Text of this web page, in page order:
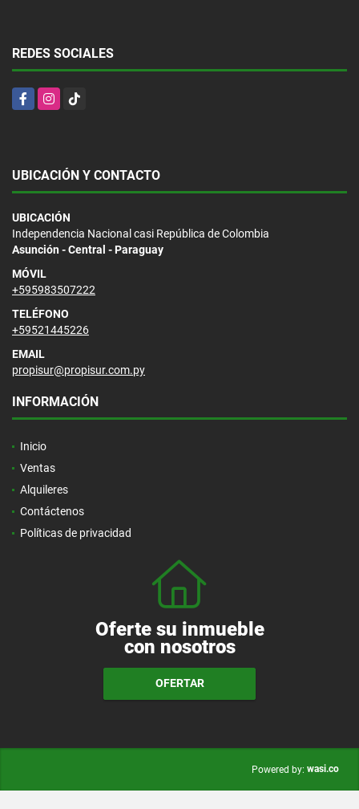
REDES SOCIALES
FacebookInstagram
TikTok
UBICACIÓN Y CONTACTO
UBICACIÓN
Independencia Nacional casi República de Colombia
Asunción - Central - Paraguay
MÓVIL
+595983507222
TELÉFONO
+59521445226
EMAIL
propisur@propisur.com.py
INFORMACIÓN
Inicio
Ventas
Alquileres
Contáctenos
Políticas de privacidad
Oferte su inmueble
con nosotros
OFERTAR
Powered by: wasi.co